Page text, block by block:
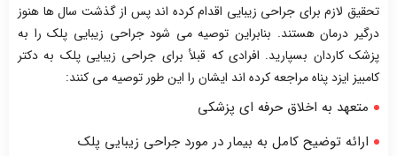
تحقیق لازم برای جراحی زیبایی اقدام کرده اند پس از گذشت سال ها هنوز
درگیر درمان هستند. بنابراین توصیه می شود جراحی زیبایی پلک را به
پزشک کاردان بسپارید. افرادی که قبلأ برای جراحی زیبایی پلک به دکتر
کامبیز ایزد پناه مراجعه کرده اند ایشان را این طور توصیه می کنند:
متعهد به اخلاق حرفه ای پزشکی
ارائه توضیح کامل به بیمار در مورد جراحی زیبایی پلک